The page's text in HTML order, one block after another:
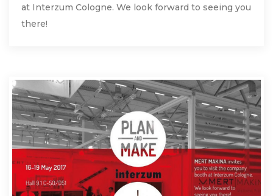
at Interzum Cologne. We look forward to seeing you
there!